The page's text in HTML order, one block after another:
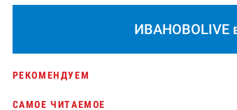
ИВАНОВОLIVE
РЕКОМЕНДУЕМ
САМОЕ ЧИТАЕМОЕ